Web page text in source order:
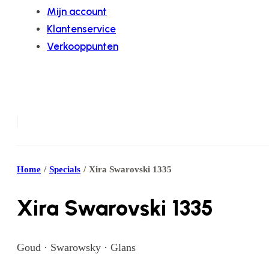
Mijn account
Klantenservice
Verkooppunten
Home / Specials / Xira Swarovski 1335
Xira Swarovski 1335
Goud · Swarowsky · Glans